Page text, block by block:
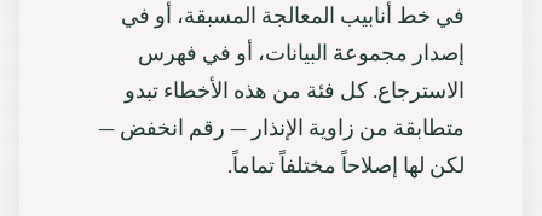
في خط أنابيب المعالجة المسبقة، أو في
إصدار مجموعة البيانات، أو في فهرس
الاسترجاع. كل فئة من هذه الأخطاء تبدو
متطابقة من زاوية الإنذار — رقم انخفض —
لكن لها إصلاحاً مختلفاً تماماً.